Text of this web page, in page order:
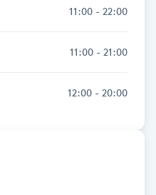
11:00 - 22:00
11:00 - 21:00
12:00 - 20:00